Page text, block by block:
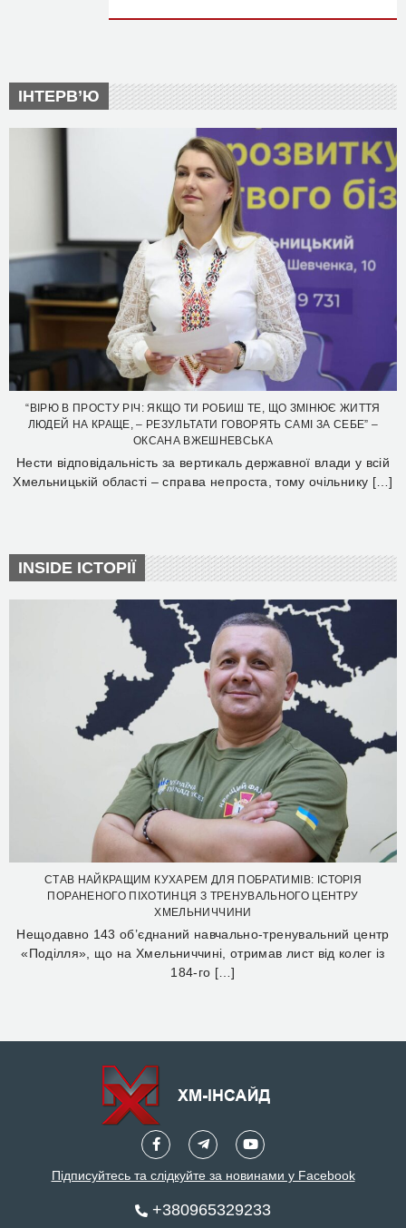
ІНТЕРВ’Ю
“ВІРЮ В ПРОСТУ РІЧ: ЯКЩО ТИ РОБИШ ТЕ, ЩО ЗМІНЮЄ ЖИТТЯ
ЛЮДЕЙ НА КРАЩЕ, – РЕЗУЛЬТАТИ ГОВОРЯТЬ САМІ ЗА СЕБЕ” –
ОКСАНА ВЖЕШНЕВСЬКА
Нести відповідальність за вертикаль державної влади у всій
Хмельницькій області – справа непроста, тому очільнику […]
INSIDE ІСТОРІЇ
СТАВ НАЙКРАЩИМ КУХАРЕМ ДЛЯ ПОБРАТИМІВ: ІСТОРІЯ
ПОРАНЕНОГО ПІХОТИНЦЯ З ТРЕНУВАЛЬНОГО ЦЕНТРУ
ХМЕЛЬНИЧЧИНИ
Нещодавно 143 об’єднаний навчально-тренувальний центр
«Поділля», що на Хмельниччині, отримав лист від колег із
184-го […]
Підписуйтесь та слідкуйте за новинами у Facebook
+380965329233